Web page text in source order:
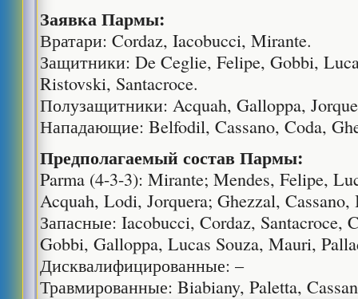
Заявка Пармы:
Вратари: Cordaz, Iacobucci, Mirante.
Защитники: De Ceglie, Felipe, Gobbi,
Ristovski, Santacroce.
Полузащитники: Acquah, Galloppa,
Нападающие: Belfodil, Cassano, Coda,
Предполагаемый состав Пармы:
Parma (4-3-3): Mirante; Mendes, Felipe,
Acquah, Lodi, Jorquera; Ghezzal,
Запасные: Iacobucci, Cordaz, Santacroce,
Gobbi, Galloppa, Lucas Souza, Mauri,
Дисквалифицированные: –
Травмированные: Biabiany, Paletta,